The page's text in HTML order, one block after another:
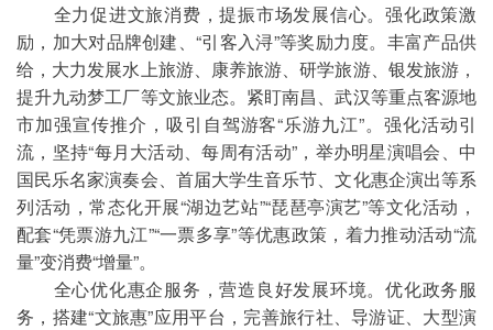
全力促进文旅消费，提振市场发展信心。强化政策激
励，加大对品牌创建、“引客入浔”等奖励力度。丰富产品供
给，大力发展水上旅游、康养旅游、研学旅游、银发旅游，
提升九动梦工厂等文旅业态。紧盯南昌、武汉等重点客源地
市加强宣传推介，吸引自驾游客“乐游九江”。强化活动引
流，坚持“每月大活动、每周有活动”，举办明星演唱会、中
国民乐名家演奏会、首届大学生音乐节、文化惠企演出等系
列活动，常态化开展“湖边艺站”“琵琶亭演艺”等文化活动，
配套“凭票游九江”“一票多享”等优惠政策，着力推动活动“流
量”变消费“增量”。
全心优化惠企服务，营造良好发展环境。优化政务服
务，搭建“文旅惠”应用平台，完善旅行社、导游证、大型演